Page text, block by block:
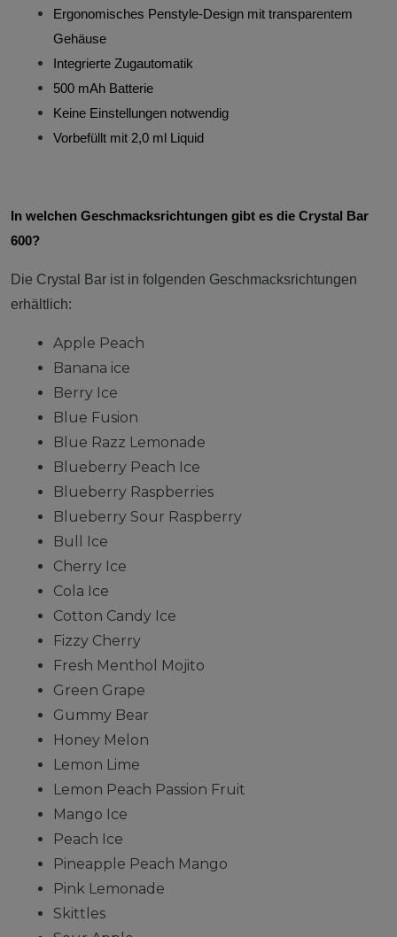
Ergonomisches Penstyle-Design mit transparentem
Gehäuse
Integrierte Zugautomatik
500 mAh Batterie
Keine Einstellungen notwendig
Vorbefüllt mit 2,0 ml Liquid
In welchen Geschmacksrichtungen gibt es die Crystal Bar
600?
Die Crystal Bar ist in folgenden Geschmacksrichtungen
erhältlich:
Apple Peach
Banana ice
Berry Ice
Blue Fusion
Blue Razz Lemonade
Blueberry Peach Ice
Blueberry Raspberries
Blueberry Sour Raspberry
Bull Ice
Cherry Ice
Cola Ice
Cotton Candy Ice
Fizzy Cherry
Fresh Menthol Mojito
Green Grape
Gummy Bear
Honey Melon
Lemon Lime
Lemon Peach Passion Fruit
Mango Ice
Peach Ice
Pineapple Peach Mango
Pink Lemonade
Skittles